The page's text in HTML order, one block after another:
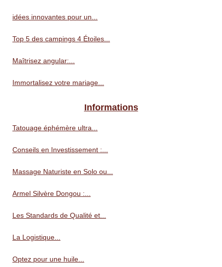
idées innovantes pour un...
Top 5 des campings 4 Étoiles...
Maîtrisez angular:...
Immortalisez votre mariage...
Informations
Tatouage éphémère ultra...
Conseils en Investissement :...
Massage Naturiste en Solo ou...
Armel Silvère Dongou :...
Les Standards de Qualité et...
La Logistique...
Optez pour une huile...